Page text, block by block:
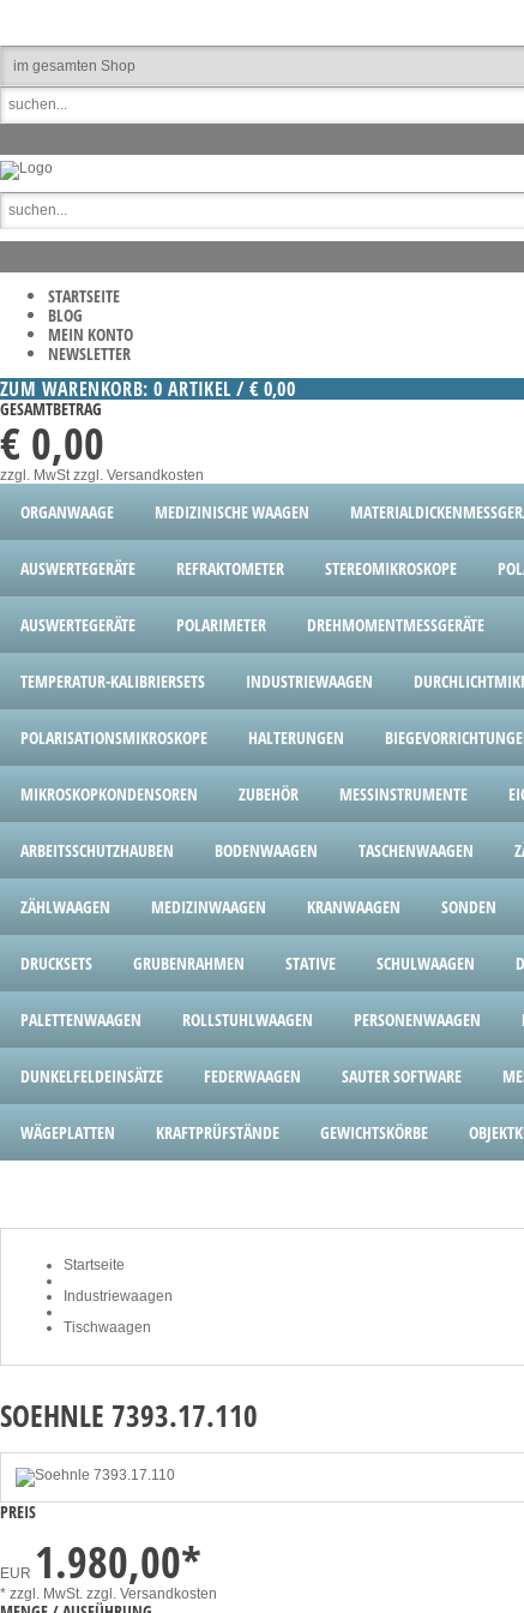
STARTSEITE
BLOG
MEIN KONTO
NEWSLETTER
ZUM WARENKORB: 0 ARTIKEL / € 0,00
GESAMTBETRAG
€ 0,00
zzgl. MwStzzgl. Versandkosten
ORGANWAAGE MEDIZINISCHE WAAGEN
AUSWERTEGERÄTE REFRAKTOMETER STEREOMIKROSKOPE
AUSWERTEGERÄTE POLARIMETER DREHMOMENTMESSGERÄTE
TEMPERATUR-KALIBRIERSETS INDUSTRIEWAAGEN
POLARISATIONSMIKROSKOPE HALTERUNGEN
MIKROSKOPKONDENSOREN ZUBEHÖR MESSINSTRUMENTE
ARBEITSSCHUTZHAUBEN BODENWAAGEN TASCHENWAAGEN
ZÄHLWAAGEN MEDIZINWAAGEN KRANWAAGEN SONDEN
DRUCKSETS GRUBENRAHMEN STATIVE SCHULWAAGEN
PALETTENWAAGEN ROLLSTUHLWAAGEN PERSONENWAAGEN
DUNKELFELDEINSÄTZE FEDERWAAGEN SAUTER SOFTWARE
WÄGEPLATTEN KRAFTPRÜFSTÄNDE GEWICHTSKÖRBE
Startseite
Industriewaagen
Tischwaagen
SOEHNLE 7393.17.110
PREIS
EUR 1.980,00*
* zzgl. MwSt. zzgl. Versandkosten